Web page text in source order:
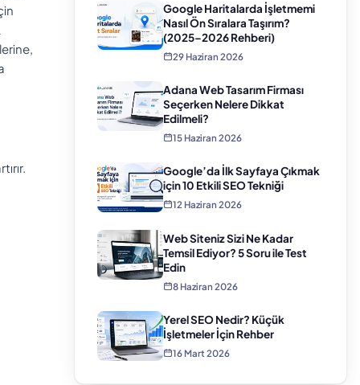
Google Haritalarda İşletmemi
Nasıl Ön Sıralara Taşırım?
(2025–2026 Rehberi)
29 Haziran 2026
Adana Web Tasarım Firması
Seçerken Nelere Dikkat
Edilmeli?
15 Haziran 2026
Google’da İlk Sayfaya Çıkmak
için 10 Etkili SEO Tekniği
12 Haziran 2026
Web Siteniz Sizi Ne Kadar
Temsil Ediyor? 5 Soru ile Test
Edin
8 Haziran 2026
Yerel SEO Nedir? Küçük
İşletmeler İçin Rehber
16 Mart 2026